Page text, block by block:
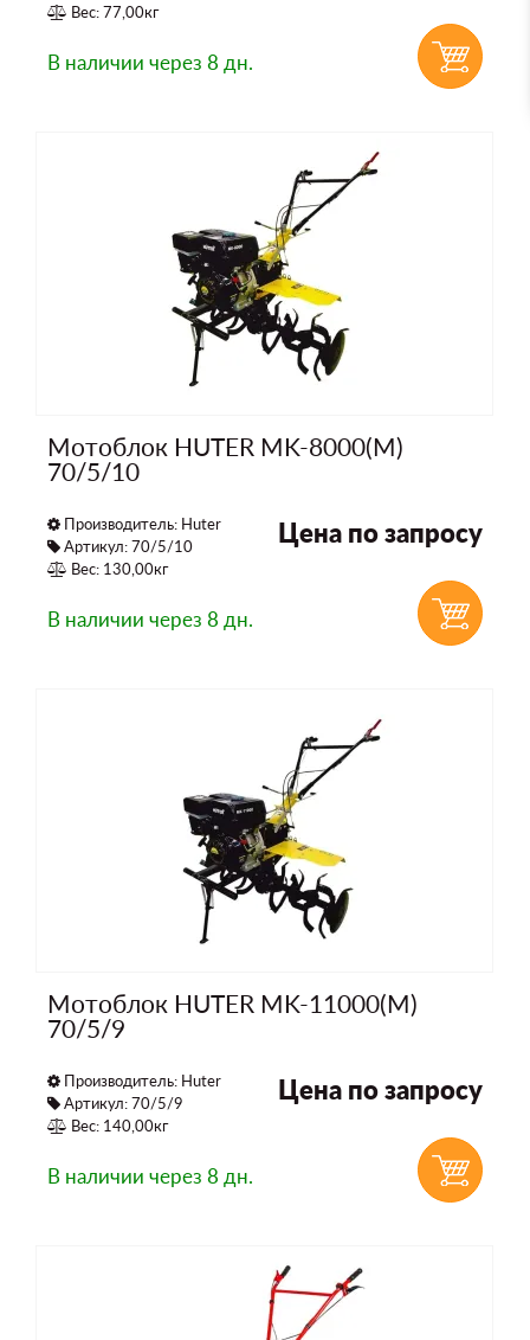
Вес: 77,00кг
В наличии через 8 дн.
Мотоблок HUTER MK-8000(М)
70/5/10
Производитель: Huter
Артикул: 70/5/10
Вес: 130,00кг
Цена по запросу
В наличии через 8 дн.
Мотоблок HUTER MK-11000(М)
70/5/9
Производитель: Huter
Артикул: 70/5/9
Вес: 140,00кг
Цена по запросу
В наличии через 8 дн.